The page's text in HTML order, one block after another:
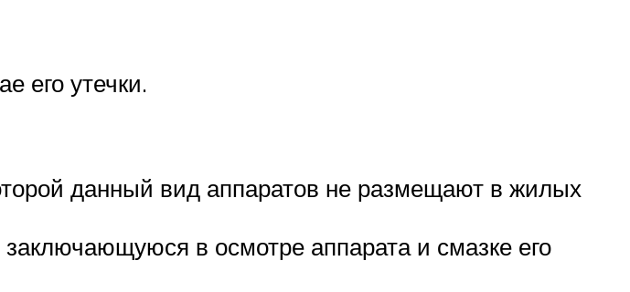
его утечки.
данный вид аппаратов не размещают в жилых
в осмотре аппарата и смазке его